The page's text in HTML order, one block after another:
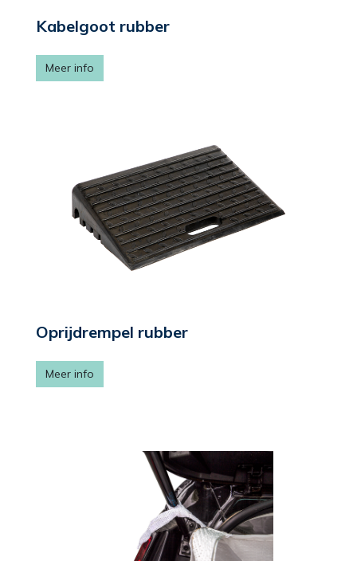
Kabelgoot rubber
Meer info
Oprijdrempel rubber
Meer info